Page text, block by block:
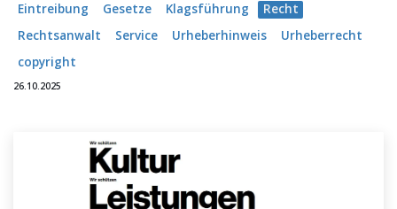
Eintreibung
Gesetze Klagsführung
Recht
Rechtsanwalt
Service Urheberhinweis
Urheberrecht
copyright
26.10.2025